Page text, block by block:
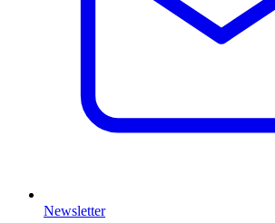
Newsletter